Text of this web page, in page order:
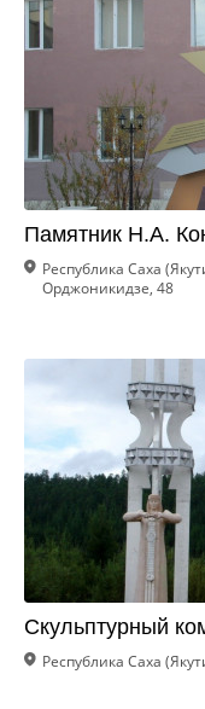
Памятник Н.А.
Республика Саха
Орджоникидзе, 48
Скульптурный
Республика Саха